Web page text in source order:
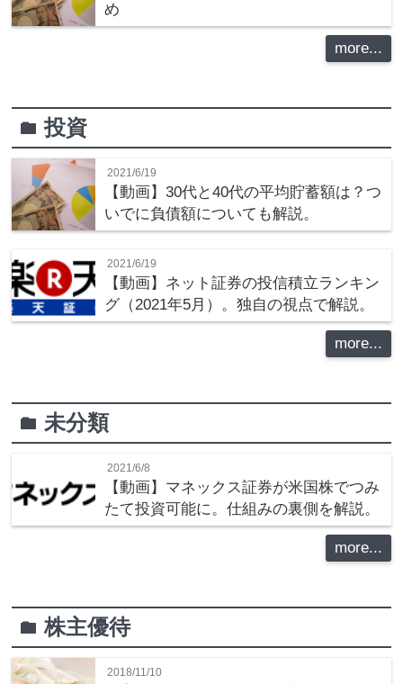
め
more...
folder投資
2021/6/19
【動画】30代と40代の平均貯蓄額は？つ
いでに負債額についても解説。
2021/6/19
【動画】ネット証券の投信積立ランキン
グ（2021年5月）。独自の視点で解説。
more...
folder未分類
2021/6/8
【動画】マネックス証券が米国株でつみ
たて投資可能に。仕組みの裏側を解説。
more...
folder株主優待
2018/11/10